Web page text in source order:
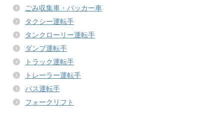
ごみ収集車・パッカー車
タクシー運転手
タンクローリー運転手
ダンプ運転手
トラック運転手
トレーラー運転手
バス運転手
フォークリフト